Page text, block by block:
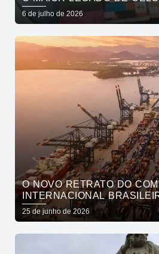
6 de julho de 2026
O NOVO RETRATO DO
INTERNACIONAL
TRIMESTRE DE 2026
25 de junho de 2026